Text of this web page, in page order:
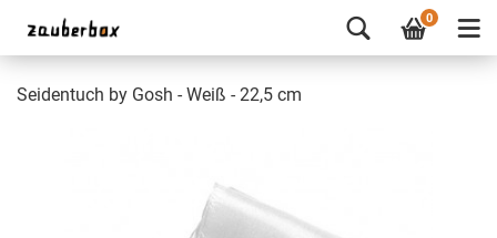
0
Seidentuch by Gosh - Weiß - 22,5 cm